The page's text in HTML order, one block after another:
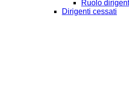
Ruolo
Dirigenti cessati